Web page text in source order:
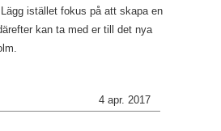
istället fokus på att skapa en
kan ta med er till det nya
4 apr. 2017